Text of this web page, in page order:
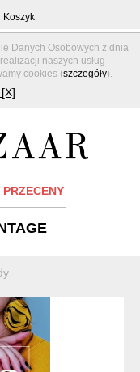
Danych Osobowych z dnia
naszych usług
cookies (szczegóły).
Koszyk
PRZECENY